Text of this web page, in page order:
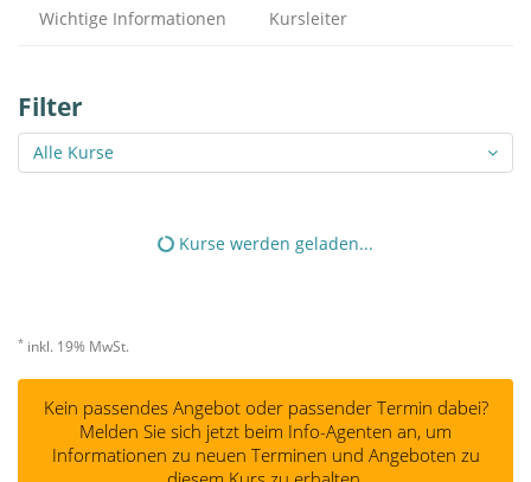
Wichtige Informationen Kursleiter
Filter
Alle Kurse
Kurse werden geladen...
* inkl. 19% MwSt.
Kein passendes Angebot oder passender Termin dabei?
Melden Sie sich jetzt beim Info-Agenten an, um
Informationen zu neuen Terminen und Angeboten zu